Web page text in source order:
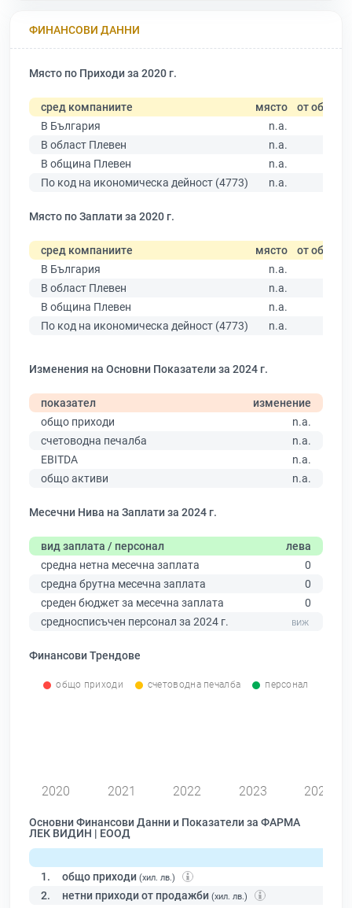
ФИНАНСОВИ ДАННИ
Място по Приходи за 2020 г.
сред компаниите място от общо
В България
n.a.
В област Плевен
n.a.
В община Плевен
n.a.
По код на икономическа дейност (4773)
n.a.
Място по Заплати за 2020 г.
сред компаниите място от общо
В България
n.a.
В област Плевен
n.a.
В община Плевен
n.a.
По код на икономическа дейност (4773)
n.a.
Изменения на Основни Показатели за 2024 г.
показател
изменение
общо приходи
n.a.
счетоводна печалба
n.a.
EBITDA
n.a.
общо активи
n.a.
Месечни Нива на Заплати за 2024 г.
вид заплата / персонал
лева
средна нетна месечна заплата
0
средна брутна месечна заплата
0
среден бюджет за месечна заплата
0
средносписъчен персонал за 2024 г.
Финансови Трендове
общо приходи счетоводна печалба персонал
2020 2021 2022 2023 2024
Основни Финансови Данни и Показатели за ФАРМА
ЛЕК ВИДИН | ЕООД
1. общо приходи (хил. лв.)
2. нетни приходи от продажби (хил. лв.)